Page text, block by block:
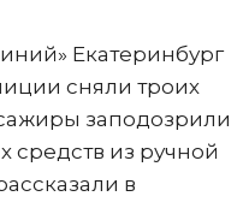
Екатеринбург
сняли троих
заподозрили
средств из ручной
в